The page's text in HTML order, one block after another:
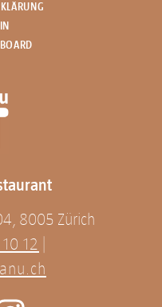
8005 Zürich
12